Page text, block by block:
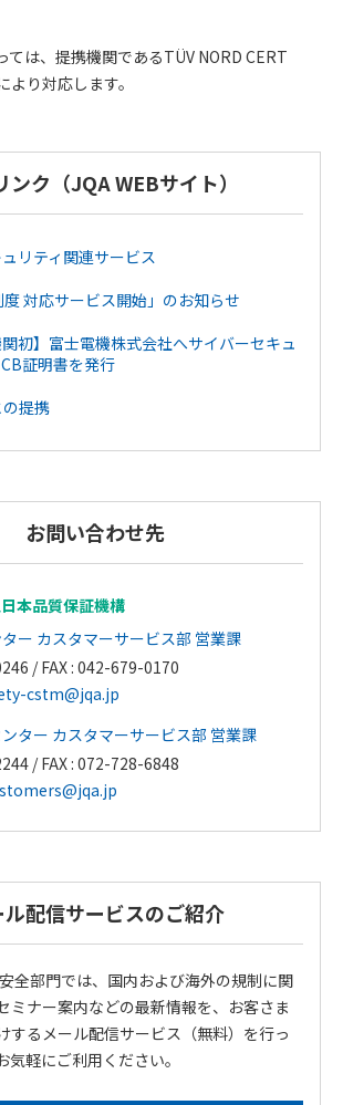
ては、提携機関であるTÜV NORD CERT
り対応します。
ンク（JQA WEBサイト）
リティ関連サービス
度 対応サービス開始」のお知らせ
関初】富士電機株式会社へサイバーセキュ
証明書を発行
提携
お問い合わせ先
本品質保証機構
ー カスタマーサービス部 営業課
/ FAX : 042-679-0170
cstm@jqa.jp
ター カスタマーサービス部 営業課
/ FAX : 072-728-6848
ル配信サービスのご紹介
全部門では、国内および海外の規制に関
ミナー案内などの最新情報を、お客さま
するメール配信サービス（無料）を行っ
気軽にご利用ください。